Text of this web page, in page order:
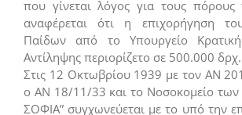
που γίνεται λόγος για τους πόρους
αναφέρεται ότι η επιχορήγηση
Παίδων από το Υπουργείο
Αντίληψης περιορίζετο σε 500.000
Στις 12 Οκτωβρίου 1939 με τον ΑΝ
ο ΑΝ 18/11/33 και το Νοσοκομείο των
ΣΟΦΙΑ” συγχωνεύεται με το υπό την